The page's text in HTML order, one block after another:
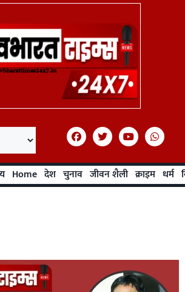
Home देश चुनाव जीवन शैली क्राइम धर्म